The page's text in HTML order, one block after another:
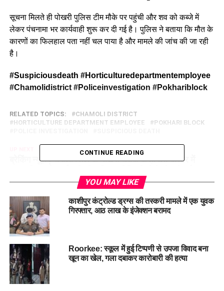
सूचना मिलते ही पोखरी पुलिस टीम मौके पर पहुंची और शव को कब्जे में
लेकर पंचनामा भर कार्यवाही शुरू कर दी गई है। पुलिस ने बताया कि मौत के
कारणों का फिलहाल पता नहीं चल पाया है और मामले की जांच की जा रही
है।
#Suspiciousdeath #Horticulturedepartmentemployee
#Chamolidistrict #Policeinvestigation #Pokhariblock
RELATED TOPICS:
CHAMOLI DISTRICT
HORTICULTURE DEPARTMENT EMPLOYEE
POKHARI BLOCK
ब्रेकिंग न्यूज़ | चमोली जिले के पोखरी ब्लॉक के हापला बाजार में
नैनीताल: रिहायशी क्षेत्र में तेंदुए का आतंक, बरामदे में बैठे कुत्ते पर
तड़के किया हमला…
CONTINUE READING
YOU MAY LIKE
काशीपुर कंट्रोल्ड ड्रग्स की तस्करी मामले में एक युवक
गिरफ्तार, आठ लाख के इंजेक्शन बरामद
Roorkee: स्कूल में हुई टिप्पणी से उपजा विवाद बना
खून का खेल, गला दबाकर कारोबारी की हत्या